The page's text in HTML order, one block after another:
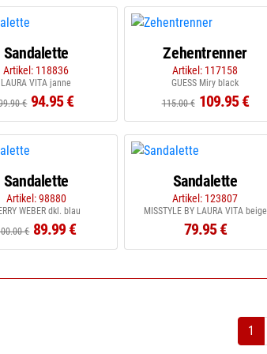
Sandalette
Artikel: 118836
LAURA VITA janne
€ 94.95 €
Zehentrenner
Artikel: 117158
GUESS Miry black
115.00 € 109.95 €
Sandalette
Artikel: 98880
WEBER dkl. blau
€ 89.99 €
Sandalette
Artikel: 123807
MISSTYLE BY LAURA VITA beige
79.95 €
1